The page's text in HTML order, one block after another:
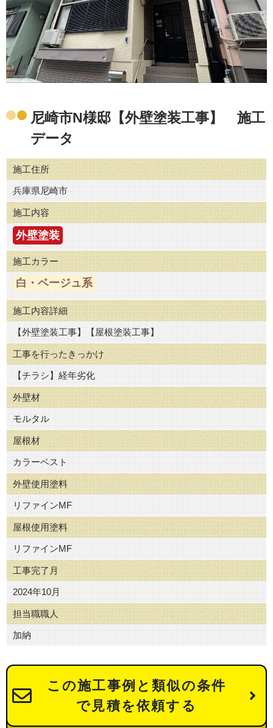
尼崎市N様邸【外壁塗装工事】 施工
データ
施工住所
兵庫県尼崎市
施工内容
外壁塗装
施工カラー
白・ベージュ系
施工内容詳細
【外壁塗装工事】【屋根塗装工事】
工事を行ったきっかけ
【チラシ】経年劣化
外壁材
モルタル
屋根材
カラーベスト
外壁使用塗料
リファインMF
屋根使用塗料
リファインMF
工事完了月
2024年10月
担当職職人
加納
この施工事例と類似の条件
で見積を依頼する